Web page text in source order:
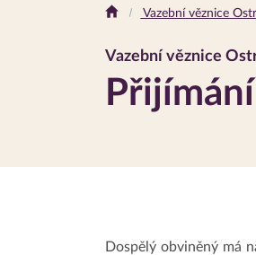
Drobečková
Vazební věznice
Vazební věznice
Dospělý obviněný má